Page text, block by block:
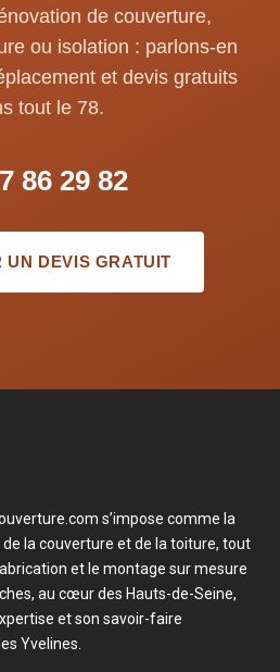
de couverture,
ou isolation : parlons-en
et devis gratuits
tout le 78.
86 29 82
UN DEVIS GRATUIT
s’impose comme la
la couverture et de la toiture, tout
et le montage sur mesure
au cœur des Hauts-de-Seine,
et son savoir-faire
Yvelines.